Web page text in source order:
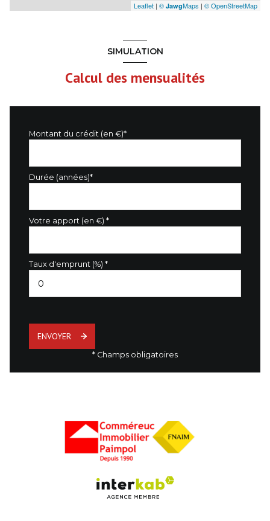
Leaflet | © JawgMaps | © OpenStreetMap
SIMULATION
Calcul des mensualités
Montant du crédit (en €)*
Durée (années)*
Votre apport (en €) *
Taux d'emprunt (%) *
ENVOYER
* Champs obligatoires